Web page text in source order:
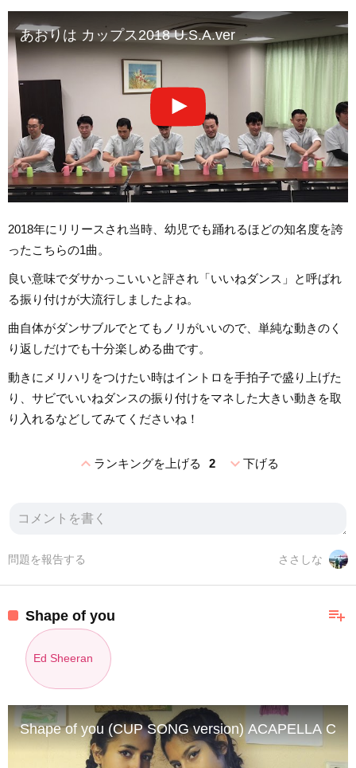
あおりは カップス2018 U.S.A.ver
2018年にリリースされ当時、幼児でも踊れるほどの知名度を誇
ったこちらの1曲。
良い意味でダサかっこいいと評され「いいねダンス」と呼ばれ
る振り付けが大流行しましたよね。
曲自体がダンサブルでとてもノリがいいので、単純な動きのく
り返しだけでも十分楽しめる曲です。
動きにメリハリをつけたい時はイントロを手拍子で盛り上げた
り、サビでいいねダンスの振り付けをマネした大きい動きを取
り入れるなどしてみてくださいね！
expand_lessランキングを上げる 2 expand_more下げる
ささしな
問題を報告する
playlist_add
Shape of you
Ed Sheeran
Shape of you (CUP SONG version) ACAPELLA